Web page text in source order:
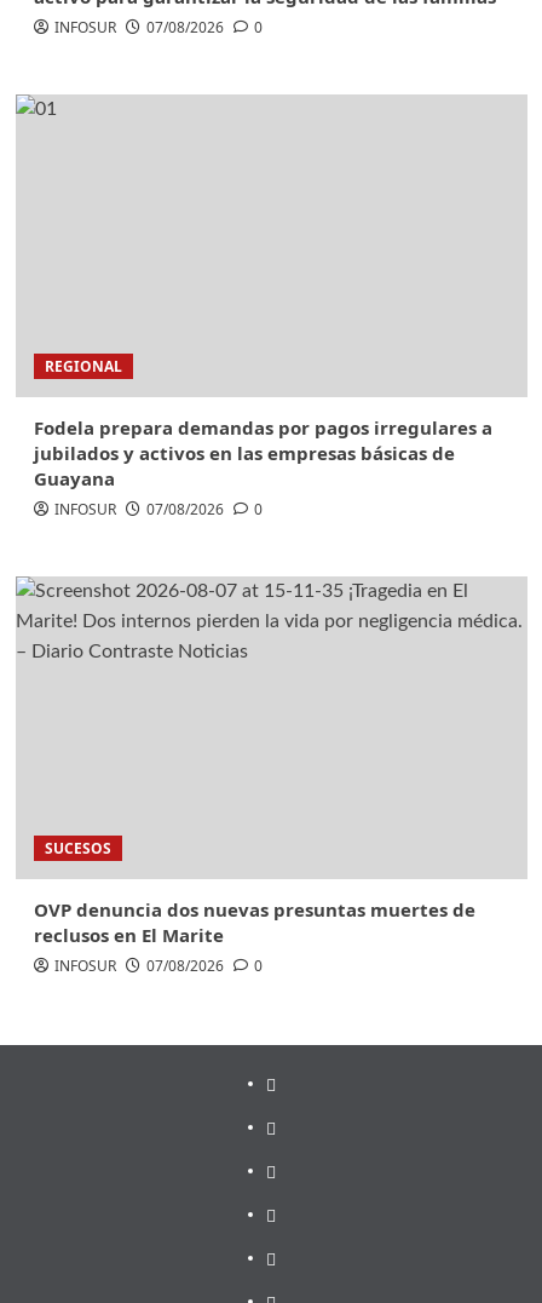
INFOSUR 07/08/2026 0
REGIONAL
Fodela prepara demandas por pagos irregulares a
jubilados y activos en las empresas básicas de
Guayana
INFOSUR 07/08/2026 0
SUCESOS
OVP denuncia dos nuevas presuntas muertes de
reclusos en El Marite
INFOSUR 07/08/2026 0